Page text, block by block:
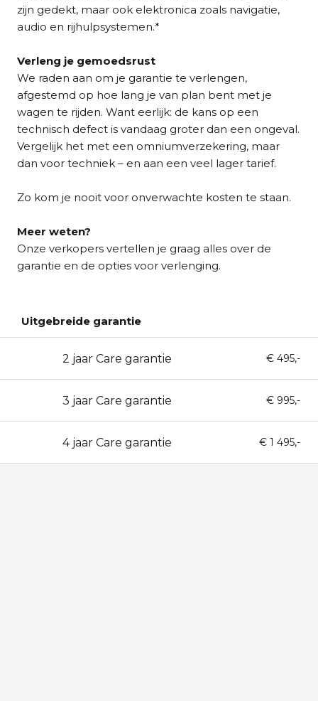
zijn gedekt, maar ook elektronica zoals navigatie,
audio en rijhulpsystemen.*
Verleng je gemoedsrust
We raden aan om je garantie te verlengen,
afgestemd op hoe lang je van plan bent met je
wagen te rijden. Want eerlijk: de kans op een
technisch defect is vandaag groter dan een ongeval.
Vergelijk het met een omniumverzekering, maar
dan voor techniek – en aan een veel lager tarief.
Zo kom je nooit voor onverwachte kosten te staan.
Meer weten?
Onze verkopers vertellen je graag alles over de
garantie en de opties voor verlenging.
Uitgebreide garantie
2 jaar Care garantie € 495,-
3 jaar Care garantie € 995,-
4 jaar Care garantie € 1 495,-